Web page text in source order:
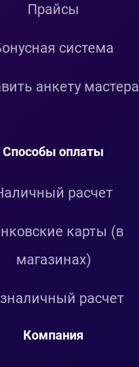
Прайсы
система
анкету мастера
Способы оплаты
расчет
карты (в
магазинах)
расчет
Компания